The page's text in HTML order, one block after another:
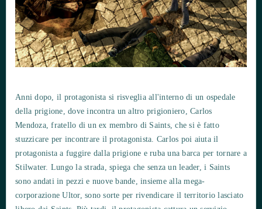
Anni dopo, il protagonista si risveglia all'interno di un ospedale
della prigione, dove incontra un altro prigioniero, Carlos
Mendoza, fratello di un ex membro di Saints, che si è fatto
stuzzicare per incontrare il protagonista. Carlos poi aiuta il
protagonista a fuggire dalla prigione e ruba una barca per tornare a
Stilwater. Lungo la strada, spiega che senza un leader, i Saints
sono andati in pezzi e nuove bande, insieme alla mega-
corporazione Ultor, sono sorte per rivendicare il territorio lasciato